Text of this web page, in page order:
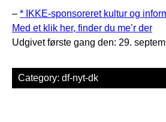
– * IKKE-sponsoreret kultur og
Med et klik her, finder du me’r der
Udgivet første gang den: 29.
Category: df-nyt-dk